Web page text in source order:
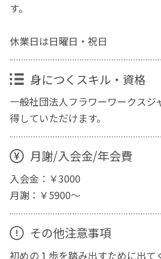
す。
休業日は日曜日・祝日
身につくスキル・資格
一般社団法人フラワーワークスジ
得していただけます。
月謝/入会金/年会費
入会金：￥3000
月謝：￥5900～
その他注意事項
初めの１歩を踏み出すために出て